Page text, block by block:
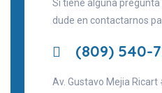
Si tiene alguna
dude en contactarnos
(809) 540-
Av. Gustavo Mejia Ricart